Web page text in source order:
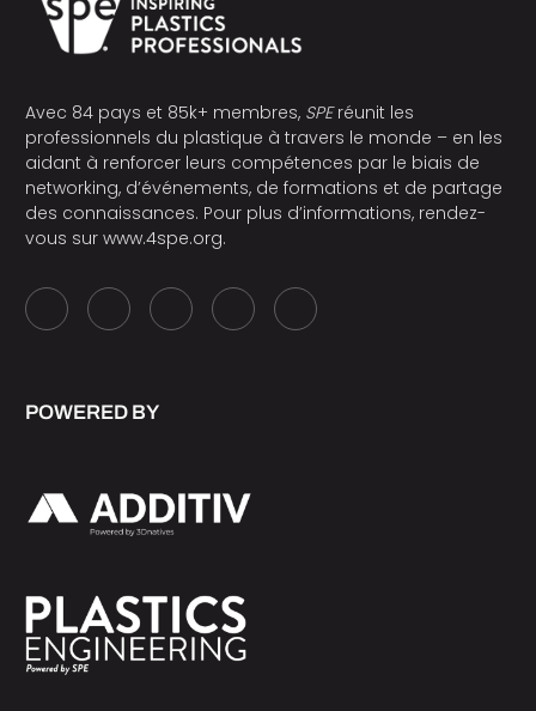
Avec 84 pays et 85k+ membres, SPEréunit les
professionnels du plastique à travers le monde – en les
aidant à renforcer leurs compétences par le biais de
networking, d’événements, de formations et de partage
des connaissances. Pour plus d’informations, rendez-
vous sur www.4spe.org.
POWERED BY